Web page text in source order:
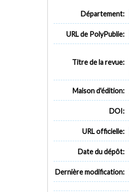
Département:
URL de PolyPublie:
Titre de la revue:
Maison d'édition:
DOI:
URL officielle:
Date du dépôt:
Dernière modification: